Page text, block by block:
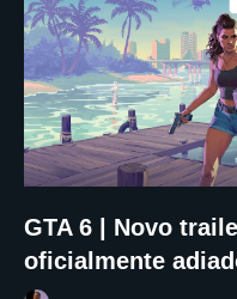
GTA 6 | Novo
oficialmente